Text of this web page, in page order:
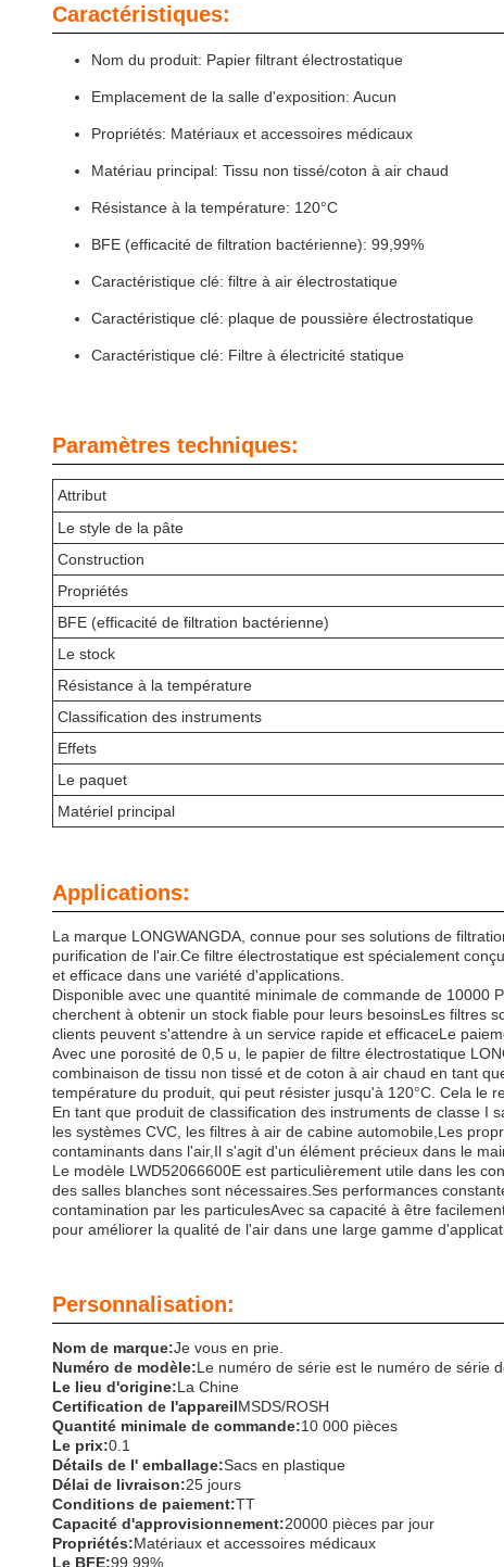
Caractéristiques:
Nom du produit: Papier filtrant électrostatique
Emplacement de la salle d'exposition: Aucun
Propriétés: Matériaux et accessoires médicaux
Matériau principal: Tissu non tissé/coton à air chaud
Résistance à la température: 120°C
BFE (efficacité de filtration bactérienne): 99,99%
Caractéristique clé: filtre à air électrostatique
Caractéristique clé: plaque de poussière électrostatique
Caractéristique clé: Filtre à électricité statique
Paramètres techniques:
Attribut
Le style de la pâte
Construction
Propriétés
BFE (efficacité de filtration bactérienne)
Le stock
Résistance à la température
Classification des instruments
Effets
Le paquet
Matériel principal
Applications:
La marque LONGWANGDA, connue pour ses solutions de
purification de l'air.Ce filtre électrostatique est spécialement
et efficace dans une variété d'applications.
Disponible avec une quantité minimale de commande de 10000
cherchent à obtenir un stock fiable pour leurs besoinsLes filtres
clients peuvent s'attendre à un service rapide et efficaceLe
Avec une porosité de 0,5 u, le papier de filtre électrostatique
combinaison de tissu non tissé et de coton à air chaud en tant
température du produit, qui peut résister jusqu'à 120°C. Cela le
En tant que produit de classification des instruments de classe I
les systèmes CVC, les filtres à air de cabine automobile,Les
contaminants dans l'air,Il s'agit d'un élément précieux dans le
Le modèle LWD52066600E est particulièrement utile dans les
des salles blanches sont nécessaires.Ses performances
contamination par les particulesAvec sa capacité à être
pour améliorer la qualité de l'air dans une large gamme
Personnalisation:
Nom de marque:Je vous en prie.
Numéro de modèle:Le numéro de série est le numéro de série
Le lieu d'origine:La Chine
Certification de l'appareilMSDS/ROSH
Quantité minimale de commande:10 000 pièces
Le prix:0.1
Détails de l' emballage:Sacs en plastique
Délai de livraison:25 jours
Conditions de paiement:TT
Capacité d'approvisionnement:20000 pièces par jour
Propriétés:Matériaux et accessoires médicaux
Le BFE:99.99%